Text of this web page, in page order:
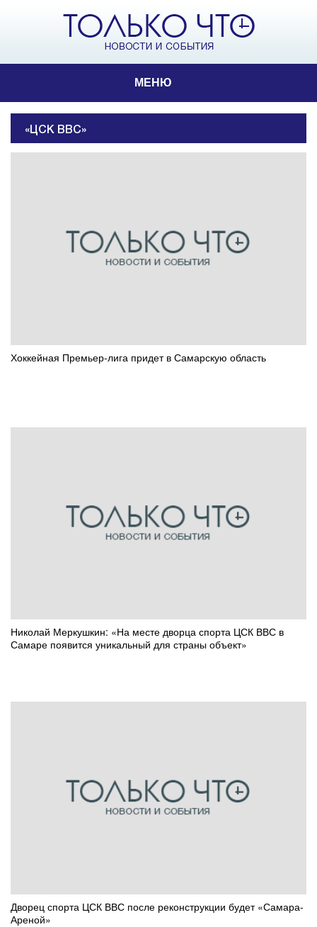
МЕНЮ
«ЦСК ВВС»
Хоккейная Премьер-лига придет в Самарскую область
Николай Меркушкин: «На месте дворца спорта ЦСК ВВС в
Самаре появится уникальный для страны объект»
Дворец спорта ЦСК ВВС после реконструкции будет «Самара-
Ареной»